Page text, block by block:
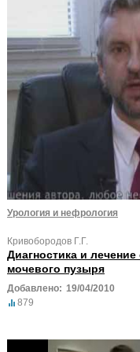
Урология и нефрология
Кривобородов Г.Г.
Диагностика и
мочевого пузыря
Добавлено: 19/04/2010
879